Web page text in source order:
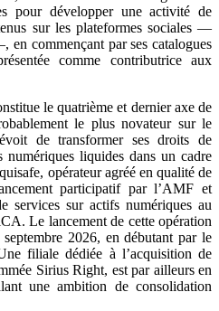
pour développer une activité de
sur les plateformes sociales —
commençant par ses catalogues
comme contributrice aux
le quatrième et dernier axe de
le plus novateur sur le
de transformer ses droits de
liquides dans un cadre
opérateur agréé en qualité de
participatif par l’AMF et
services sur actifs numériques au
Le lancement de cette opération
2026, en débutant par le
filiale dédiée à l’acquisition de
Sirius Right, est par ailleurs en
une ambition de consolidation